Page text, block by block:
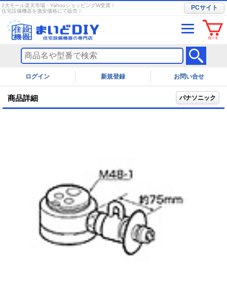
2大モール楽天市場・YahooショッピングW受賞！
住宅設備機器を激安価格にて販売！
PCサイト
ログイン お問い合せ
商品詳細 パナソニック